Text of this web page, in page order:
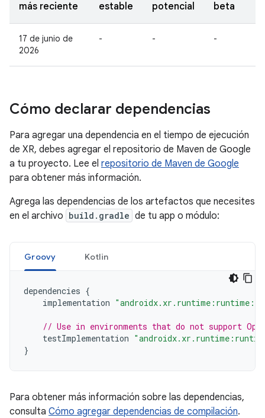
más reciente
estable
potencial
beta
17 de junio de
2026
- - -
Cómo declarar dependencias
Para agregar una dependencia en el tiempo de ejecución
de XR, debes agregar el repositorio de Maven de Google
a tu proyecto. Lee el repositorio de Maven de Google
para obtener más información.
Agrega las dependencias de los artefactos que necesites
en el archivo build.gradle de tu app o módulo:
Groovy Kotlin
dependencies {
implementation
// Use in environments that do not support
testImplementation
}
Para obtener más información sobre las dependencias,
consulta Cómo agregar dependencias de compilación.